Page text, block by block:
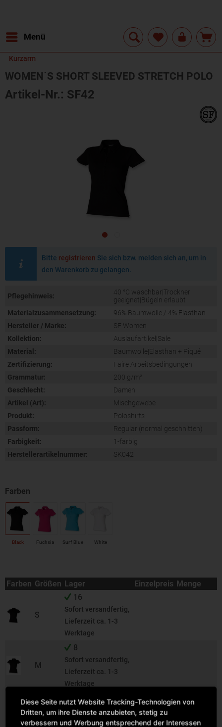
Menü
Kurzarm
WOMEN`S SHORT SLEEVED STRETCH POLO
Artikel-Nr.: SF42
Bitte registrieren Sie sich bzw. melden sich an, um in
den Warenkorb zu gelangen.
Pflegehinweis:
40 °C waschbar|Trockner
geeignet|Bügeln erlaubt
Materialzusammensetzung:
96% Baumwolle / 4% Elasthan
Hersteller / Marke:
SF Women
Kollektion:
Auslaufartikel|Sale
Material:
Baumwolle|Elasthan + Piqué
Zertifizierung:
Faire Arbeitsbedingungen
Grammatur:
200 g/m²
Geschlecht:
Damen
Artikel (Art):
Mischgewebe
Produkt:
Poloshirts
Passform:
Regular (normal geschnitten)
Farbigkeit:
1-farbig
Herstellerartikelnummer:
SK042
Black Fuchsia Surf Blue White
Farben Größen Lager Einzelpreis Menge
S
16
Sofort versandfertig,
Lieferzeit ca. 1-3
Werktage
M
8
Sofort versandfertig,
Lieferzeit ca. 1-3
Werktage
L
36
Sofort versandfertig,
Lieferzeit ca. 1-3
Diese Seite nutzt Website Tracking-Technologien von
Dritten, um ihre Dienste anzubieten, stetig zu
verbessern und Werbung entsprechend der Interessen